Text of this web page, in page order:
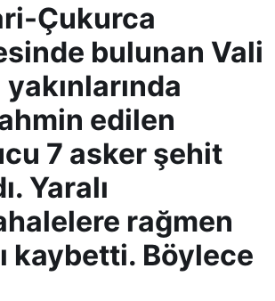
Çukurca
bulunan Vali
edilen
7 asker şehit
Yaralı
rağmen
kaybetti. Böylece